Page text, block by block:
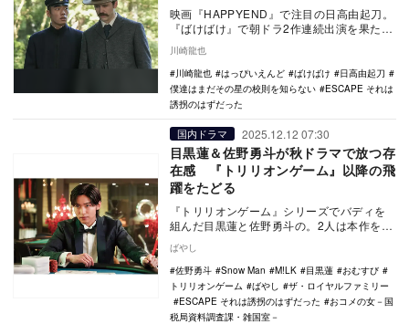
映画『HAPPYEND』で注目の日高由起刀。
『ばけばけ』で朝ドラ2作連続出演を果た
で存在感…
川崎龍也
川崎龍也
はっぴいえんど ばけばけ
日高由起刀
僕達はまだその星の校則を知らない
ESCAPE それは
誘拐のはずだった
国内ドラマ 2025.12.12 07:30
目黒蓮＆佐野勇斗が秋ドラマで放つ存
在感 『トリリオンゲーム』以降の飛
躍をたどる
『トリリオンゲーム』シリーズでバディを
組んだ目黒蓮と佐野勇斗の。2人は本作をき
ターの幅がよ…
ばやし
佐野勇斗
Snow Man M!LK 目黒蓮
おむすび
トリリオンゲーム
ばやし
ザ・ロイヤルファミリー
ESCAPE それは誘拐のはずだった
おコメの女－国
税局資料調査課・雑国室－